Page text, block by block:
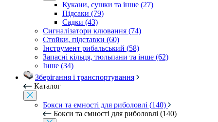
Кукани, сушки та інше (27)
Підсаки (79)
Садки (43)
Сигналізатори клювання (74)
Стойки, підставки (60)
Інструмент рибальський (58)
Запасні кільця, тюльпани та інше (62)
Інше (34)
Зберігання і транспортування
Каталог
Бокси та ємності для риболовлі (140)
Бокси та ємності для риболовлі (140)